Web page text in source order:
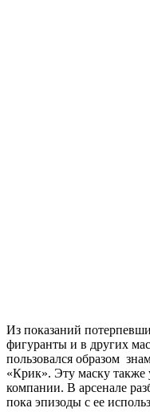
Из показаний
фигуранты и в других
пользовался образом
«Крик». Эту маску также
компании. В арсенале
пока эпизоды с ее